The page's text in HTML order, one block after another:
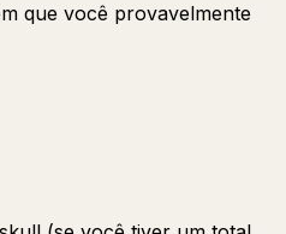
que você provavelmente